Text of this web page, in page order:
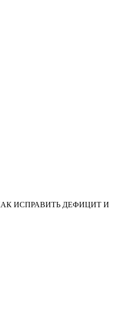
ИСПРАВИТЬ ДЕФИЦИТ И